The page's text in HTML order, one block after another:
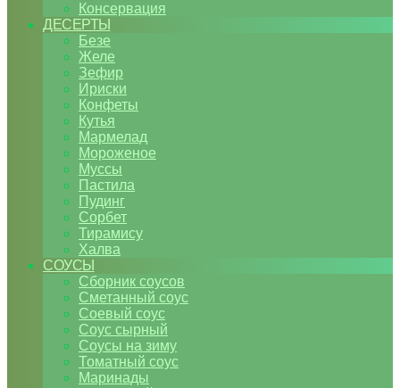
Консервация
ДЕСЕРТЫ
Безе
Желе
Зефир
Ириски
Конфеты
Кутья
Мармелад
Мороженое
Муссы
Пастила
Пудинг
Сорбет
Тирамису
Халва
СОУСЫ
Сборник соусов
Сметанный соус
Соевый соус
Соус сырный
Соусы на зиму
Томатный соус
Маринады